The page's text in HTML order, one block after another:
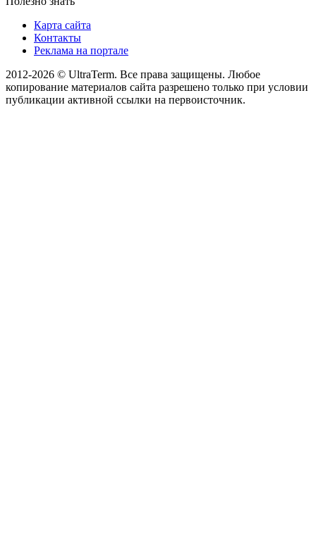
Карта сайта
Контакты
Реклама на портале
2012-2026 © UltraTerm. Все права защищены. Любое
копирование материалов сайта разрешено только при условии
публикации активной ссылки на первоисточник.